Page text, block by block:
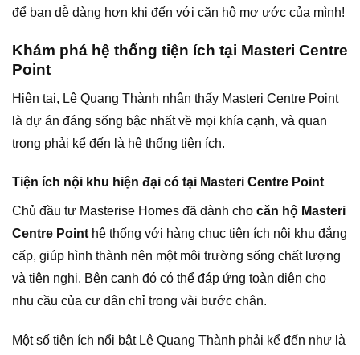
để bạn dễ dàng hơn khi đến với căn hộ mơ ước của mình!
Khám phá hệ thống tiện ích tại Masteri Centre
Point
Hiện tại, Lê Quang Thành nhận thấy Masteri Centre Point
là dự án đáng sống bậc nhất về mọi khía cạnh, và quan
trọng phải kể đến là hệ thống tiện ích.
Tiện ích nội khu hiện đại có tại Masteri Centre Point
Chủ đầu tư Masterise Homes đã dành cho căn hộ Masteri
Centre Point hệ thống với hàng chục tiện ích nội khu đẳng
cấp, giúp hình thành nên một môi trường sống chất lượng
và tiện nghi. Bên cạnh đó có thể đáp ứng toàn diện cho
nhu cầu của cư dân chỉ trong vài bước chân.
Một số tiện ích nổi bật Lê Quang Thành phải kể đến như là